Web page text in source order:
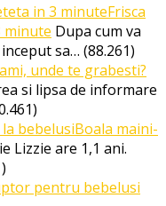
Frisca
minute Dupa cum va
sa… (88.261)
unde te grabesti?
si lipsa de informare
Boala maini-
Lizzie are 1,1 ani.